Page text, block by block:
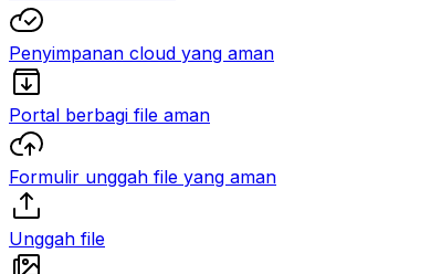
Penyimpanan cloud yang aman
Portal berbagi file aman
Formulir unggah file yang aman
Unggah file